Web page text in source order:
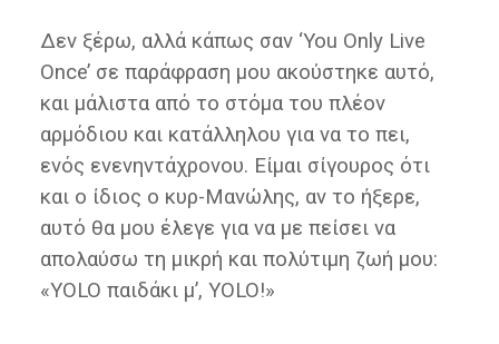
Δεν ξέρω, αλλά κάπως σαν ‘You Only Live
Once’ σε παράφραση μου ακούστηκε αυτό,
και μάλιστα από το στόμα του πλέον
αρμόδιου και κατάλληλου για να το πει,
ενός ενενηντάχρονου. Είμαι σίγουρος ότι
και ο ίδιος ο κυρ-Μανώλης, αν το ήξερε,
αυτό θα μου έλεγε για να με πείσει να
απολαύσω τη μικρή και πολύτιμη ζωή μου:
«YOLO παιδάκι μ’, YOLO!»